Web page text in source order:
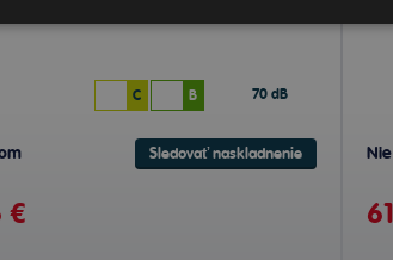
C B 70 dB
Sledovať naskladnenie
€